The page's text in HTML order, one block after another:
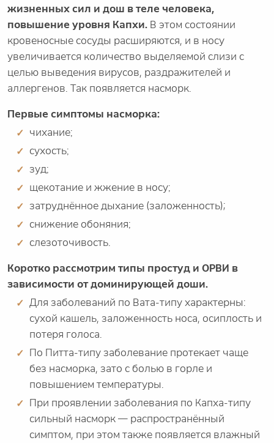
жизненных сил и дош в теле человека,
повышение уровня Капхи. В этом состоянии
кровеносные сосуды расширяются, и в носу
увеличивается количество выделяемой слизи с
целью выведения вирусов, раздражителей и
аллергенов. Так появляется насморк.
Первые симптомы насморка:
чихание;
сухость;
зуд;
щекотание и жжение в носу;
затруднённое дыхание (заложенность);
снижение обоняния;
слезоточивость.
Коротко рассмотрим типы простуд и ОРВИ в
зависимости от доминирующей доши.
Для заболеваний по Вата-типу характерны:
сухой кашель, заложенность носа, осиплость и
потеря голоса.
По Питта-типу заболевание протекает чаще
без насморка, зато с болью в горле и
повышением температуры.
При проявлении заболевания по Капха-типу
сильный насморк — распространённый
симптом, при этом также появляется влажный